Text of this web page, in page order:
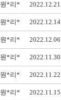
입
력
*리* 2022.12.21
*리* 2022.12.14
*리* 2022.12.06
*리* 2022.11.30
*리* 2022.11.22
*리* 2022.11.15